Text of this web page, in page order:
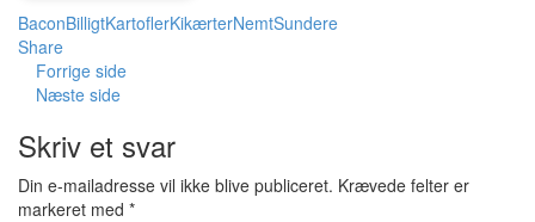
BaconBilligtKartoflerKikærterNemtSundere
Share
Forrige side
Næste side
Skriv et svar
Din e-mailadresse vil ikke blive publiceret. Krævede felter er
markeret med *